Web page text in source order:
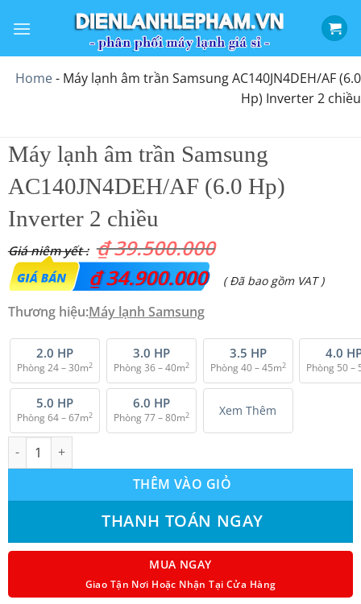
qua
dungHome- Máy lạnh âm trần Samsung AC140JN4DEH/AF (6.0
Hp) Inverter 2 chiều
Máy lạnh âm trần Samsung
AC140JN4DEH/AF (6.0 Hp)
Inverter 2 chiều
₫39.500.000
Giá
gốc
₫ 39.500.000.
₫34.900.000
Giá
là:
₫ 34.900.000.
( Đã bao gồm VAT )
Thương hiệu:Máy lạnh Samsung
2.0 HP
Phòng 24 – 30m2
3.0 HP
Phòng 36 – 40m2
3.5 HP
Phòng 40 – 45m2
4.0
Phòng 50 –
5.0 HP
Phòng 64 – 67m2
6.0 HP
Phòng 77 – 80m2 Xem Thêm
Máy lạnh âm trần Samsung AC140JN4DEH/AF (6.0 Hp) Inverter
THÊM VÀO GIỎ
THANH TOÁN NGAY
MUA NGAY
Giao Tận Nơi Hoặc Nhận Tại Cửa Hàng